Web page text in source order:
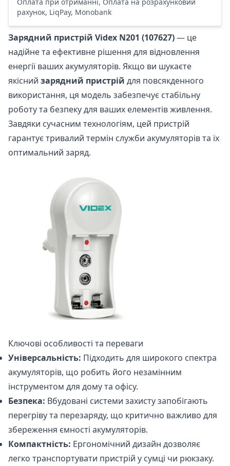
рахунок, LiqPay, Monobank
Зарядний пристрій Videx N201 (107627)— це
надійне та ефективне рішення для відновлення
енергії ваших акумуляторів. Якщо ви шукаєте
якісний зарядний пристрій для повсякденного
використання, ця модель забезпечує стабільну
роботу та безпеку для ваших елементів живлення.
Завдяки сучасним технологіям, цей пристрій
гарантує тривалий термін служби акумуляторів та їх
оптимальний заряд.
Ключові особливості та переваги
Універсальність: Підходить для широкого спектра
акумуляторів, що робить його незамінним
інструментом для дому та офісу.
Безпека: Вбудовані системи захисту запобігають
перегріву та перезаряду, що критично важливо для
збереження ємності акумуляторів.
Компактність: Ергономічний дизайн дозволяє
легко транспортувати пристрій у сумці чи рюкзаку.